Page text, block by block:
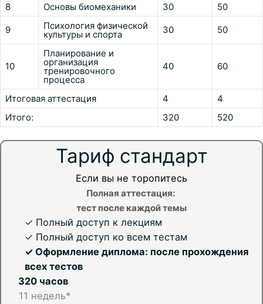
8 Основы биомеханики 30 50
9 Психология физической
культуры и спорта 30 50
10
Планирование и
организация
тренировочного
процесса
40 60
Итоговая аттестация 4
4
Итого:
320 520
Тариф стандарт
Если вы не торопитесь
Полная аттестация:
тест после каждой темы
✓ Полный доступ к лекциям
✓ Полный доступ ко всем тестам
✓ Оформление диплома: после прохождения
всех тестов
320 часов
11 недель*